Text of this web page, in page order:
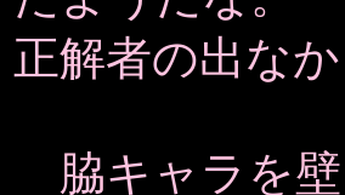
正解者の出な
脇キャラを壁